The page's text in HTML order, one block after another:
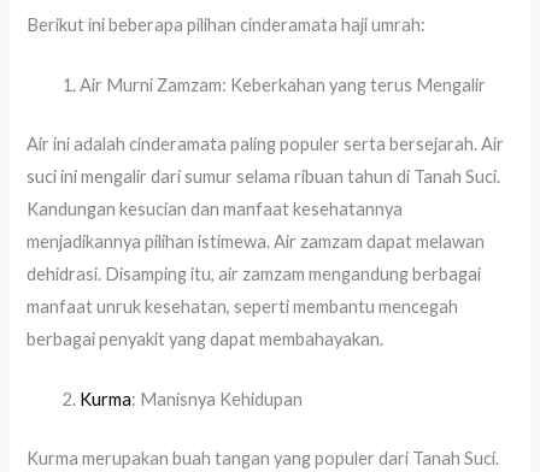
Berikut ini beberapa pilihan cinderamata haji umrah:
Air Murni Zamzam: Keberkahan yang terus Mengalir
Air ini adalah cinderamata paling populer serta bersejarah. Air
suci ini mengalir dari sumur selama ribuan tahun di Tanah Suci.
Kandungan kesucian dan manfaat kesehatannya
menjadikannya pilihan istimewa. Air zamzam dapat melawan
dehidrasi. Disamping itu, air zamzam mengandung berbagai
manfaat unruk kesehatan, seperti membantu mencegah
berbagai penyakit yang dapat membahayakan.
Kurma: Manisnya Kehidupan
Kurma merupakan buah tangan yang populer dari Tanah Suci.